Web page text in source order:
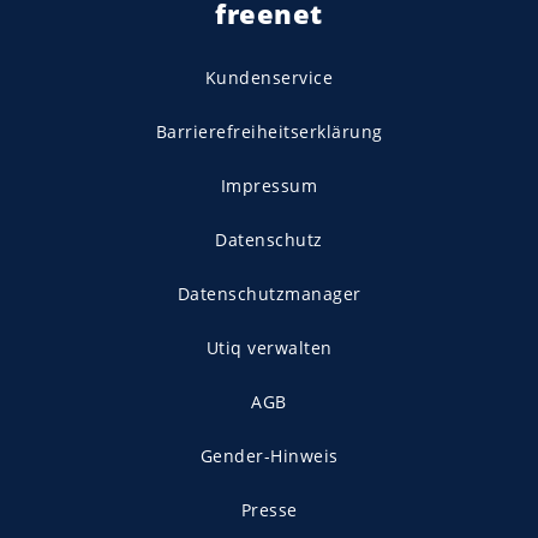
freenet
Kundenservice
Barrierefreiheitserklärung
Impressum
Datenschutz
Datenschutzmanager
Utiq verwalten
AGB
Gender-Hinweis
Presse